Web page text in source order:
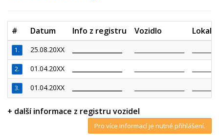
# Datum Info z registru Vozidlo
1. 25.08.20XX
2. 01.04.20XX
3. 01.04.20XX
+ další informace z registru vozidel
Pro více informací je nutné přihlášení.